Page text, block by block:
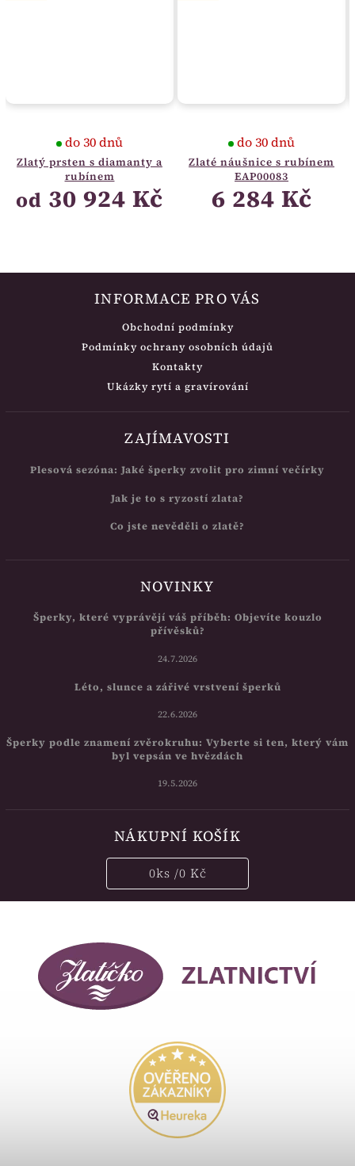
Zlatý prsten s diamanty a
rubínem
do 30 dnů
od 30 924 Kč
Zlaté náušnice s rubínem
EAP00083
do 30 dnů
6 284 Kč
INFORMACE PRO VÁS
Obchodní podmínky
Podmínky ochrany osobních údajů
Kontakty
Ukázky rytí a gravírování
ZAJÍMAVOSTI
Plesová sezóna: Jaké šperky zvolit pro zimní večírky
Jak je to s ryzostí zlata?
Co jste nevěděli o zlatě?
NOVINKY
Šperky, které vyprávějí váš příběh: Objevíte kouzlo
přívěsků?
24.7.2026
Léto, slunce a zářivé vrstvení šperků
22.6.2026
Šperky podle znamení zvěrokruhu: Vyberte si ten, který vám
byl vepsán ve hvězdách
19.5.2026
NÁKUPNÍ KOŠÍK
0ks /0 Kč